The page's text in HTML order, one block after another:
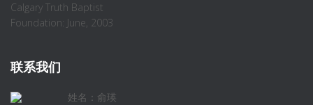
Calgary Truth Baptist
Foundation: June, 2003
联系我们
姓名：俞瑛